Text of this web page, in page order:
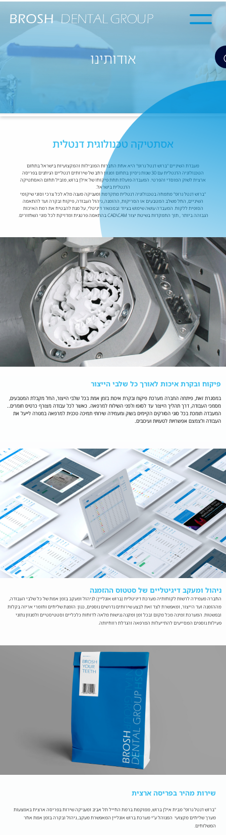
אודותינו
אסתטיקה טכנולוגית דנטלית
מעבדת השיניים "ברוש דנטל גרופ" היא אחת החברות המובילות והמקצועיות בישראל בתחום
הטכנולוגיה הדנטלית עם 30 שנות ניסיון בתחום ומגוון רחב של שירותים דנטליים הניתנים בפריסה
ארצית לשוק המוסדי והפרטי. המעבדה פועלת תחת פיקוחו של אילן ברוש, מוביל תחום האסתטיקה
הדנטלית בישראל.
"ברוש דנטל גרופ" מתמחה בטכנולוגיה דנטלית מתקדמת ומעניקה מענה מלא לכל צרכי וסוגי שיקומי
השיניים, החל משלב המטבעים או הסריקות, ההזמנה, ניהול העבודה, פיקוח ובקרה ועד להתאמה
הסופית ללקוח. המעבדה עושה שימוש בציוד ובמכשור דיגיטלי, על מנת להבטיח את רמת האיכות
הגבוהה ביותר , תוך התמקדות בשיטת יצור CAD\CAM בהתאמה פרטנית ומדויקת לכל סוגי השחזורים.
פיקוח ובקרת איכות לאורך כל שלבי הייצור
במסגרת זאת, פיתחה החברה מערכת פיקוח ובקרת איכות בזמן אמת בכל שלבי הייצור, החל מקבלת המטבעים,
מסמכי העבודה, דרך תהליך הייצור עד לסופו ולפני השילוח למרפאה. כאשר לכל עבודה מצורף כרטיס חומרים..
המעבדה תומכת בכל סוגי הסורקים הקיימים בשוק ומעמידה שירותי תמיכה טכנית למרפאה במטרה לייעל את
העבודה ולצמצם אפשרויות לטעויות ועיכובים.
ניהול ומעקב דיגיטליים של סטטוס ההזמנה
החברה מעמידה לרשות לקוחותיה מערכת דיגיטלית (ברוש אונליין) לניהול ומעקב בזמן אמת של כל שלבי העבודה,
מההזמנה ועד הייצור, ומאפשרת לצד זאת לבצע שירותים נדרשים נוספים, כגון: הזמנת שליחים וחומרי אריזה בקלות
ובפשטות. המערכת זמינה מכל מקום ובכל זמן ומקנה נגישות מלאה לדוחות כלכליים וסטטיסטיים ולמגוון נתוני
פעילות נוספים המסייעים להתייעלות המרפאה והגדלת רווחיותה.
שירות מהיר בפריסה ארצית
"ברוש דנטל גרופ" מבית אילן ברוש, ממוקמת ברמת החייל תל אביב ומעניקה שירות בפריסה ארצית באמצעות
מערך שליחים מקצועי המנוהל ע”י מערכת ברוש אונליין המאפשרת מעקב, ניהול ובקרה בזמן אמת אחר
המשלוחים.